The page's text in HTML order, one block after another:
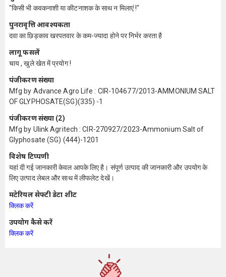
"किसी भी कवकनाशी या कीटनाशक के साथ न मिलाएं !"
पुनरावृत्ति आवश्यकता
दवा का छिड़काव खरपतवार के कम-ज्यादा होने पर निर्भर करता है
लागू फसलें
चाय , खुले खेत में प्रयोग !
पंजीकरण संख्या
Mfg by Advance Agro Life : CIR-104677/2013-AMMONIUM SALT
OF GLYPHOSATE(SG)(335) -1
पंजीकरण संख्या (2)
Mfg by Ulink Agritech : CIR-270927/2023-Ammonium Salt of
Glyphosate (SG) (444)-1201
विशेष टिप्पणी
यहां दी गई जानकारी केवल आपके लिए है। संपूर्ण उत्पाद की जानकारी और उपयोग के
लिए उत्पाद लेबल और साथ में लीफलेट देखें।
मटेरियल सेफ्टी डेटा शीट
क्लिक करें
उपयोग कैसे करें
क्लिक करें